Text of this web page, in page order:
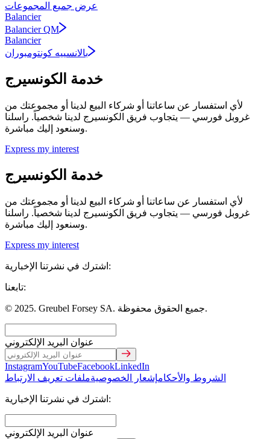
عرض جميع المجموعات
Balancier
Balancier QM
Balancier
بالانسييه كونتومبوران
خدمة الكونسيرج
لأي استفسار عن ساعاتنا أو شركاء البيع لدينا أو مجموعتك من
غروبل فورسي — يتجاوب فريق الكونسيرج لدينا شخصياً. راسلنا
وسنعود إليك مباشرة.
Express my interest
خدمة الكونسيرج
لأي استفسار عن ساعاتنا أو شركاء البيع لدينا أو مجموعتك من
غروبل فورسي — يتجاوب فريق الكونسيرج لدينا شخصياً. راسلنا
وسنعود إليك مباشرة.
Express my interest
اشترك في نشرتنا الإخبارية:
تابعنا:
© 2025. Greubel Forsey SA. جميع الحقوق محفوظة.
عنوان البريد الإلكتروني
InstagramYouTubeFacebookLinkedIn
الشروط والأحكامإشعار الخصوصيةملفات تعريف الارتباط
اشترك في نشرتنا الإخبارية:
عنوان البريد الإلكتروني